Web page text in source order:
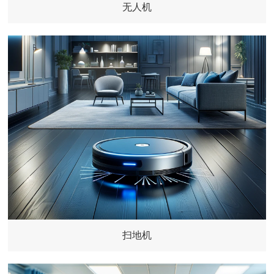
无人机
扫地机